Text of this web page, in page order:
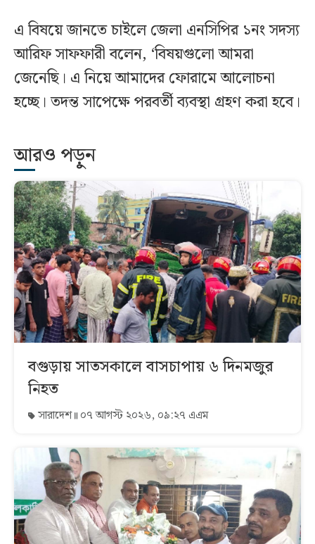
এ বিষয়ে জানতে চাইলে জেলা এনসিপির ১নং সদস্য
আরিফ সাফফারী বলেন, ‘বিষয়গুলো আমরা
জেনেছি। এ নিয়ে আমাদের ফোরামে আলোচনা
হচ্ছে। তদন্ত সাপেক্ষে পরবর্তী ব্যবস্থা গ্রহণ করা হবে।
আরও পড়ুন
বগুড়ায় সাতসকালে বাসচাপায় ৬ দিনমজুর
নিহত
সারাদেশ ০৭ আগস্ট ২০২৬, ০৯:২৭ এএম